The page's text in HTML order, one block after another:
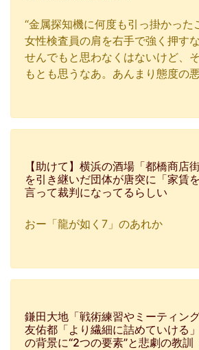
“金属探知機に何度も引っ掛かった
女性検査員の肩を右手で強く押す
せんでもと思わなくはないけど、
もとも思うなあ。あんまり態度の
【助けて】横浜の酒場「都橋商店
を引き継いだ団体が唐突に「家賃
言って裁判になってるらしい
おー「龍が如く7」のあれか
鎌田大地「戦術練習やミーティン
友佑都「より繊細に詰めていける
の背景に“2つの要素”と悲劇の教訓